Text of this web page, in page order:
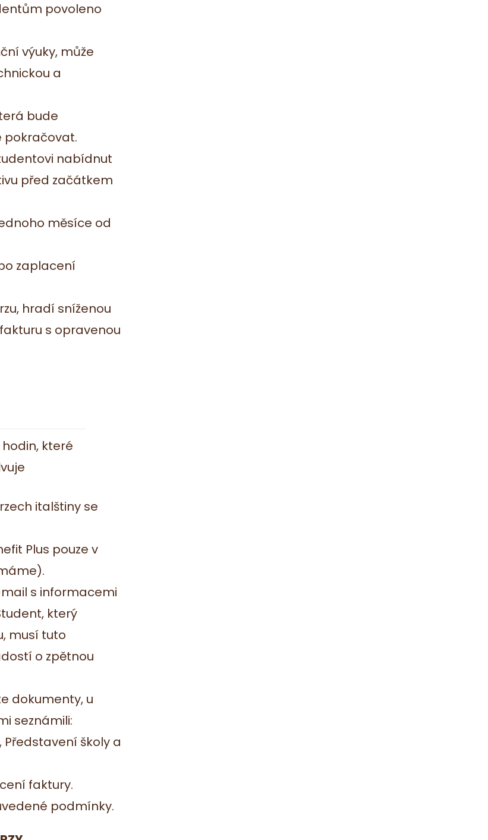
povoleno
výuky, může
a
bude
pokračovat.
nabídnut
před začátkem
měsíce od
zaplacení
hradí sníženou
s opravenou
které
italštiny se
Plus pouze v
mail s informacemi
který
musí tuto
o zpětnou
dokumenty, u
seznámili:
školy a
faktury.
podmínky.